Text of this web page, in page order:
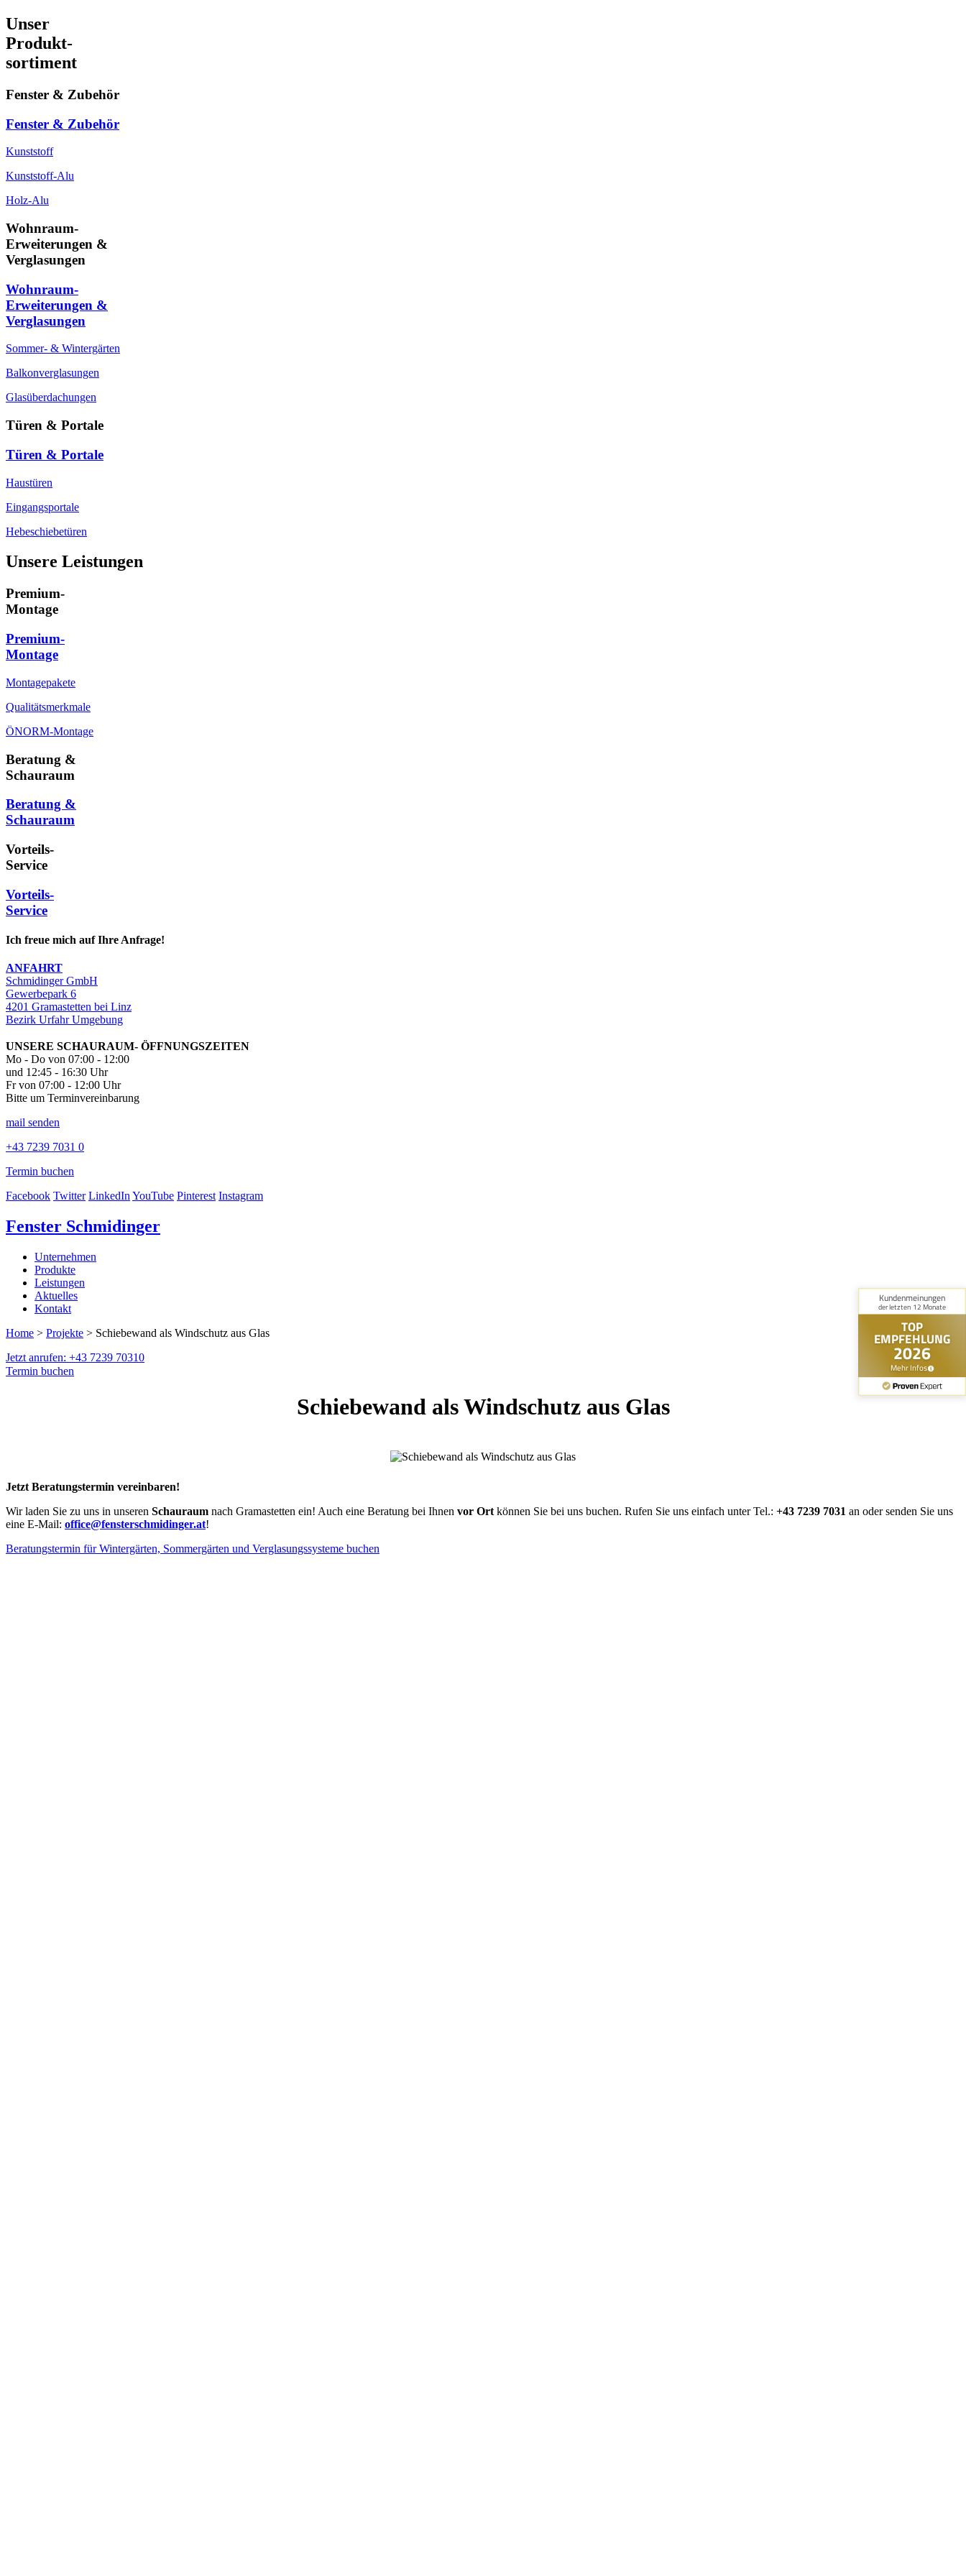
Unser
Produkt-
sortiment
Fenster & Zubehör
Fenster & Zubehör
Kunststoff
Kunststoff-Alu
Holz-Alu
Wohnraum-
Erweiterungen &
Verglasungen
Wohnraum-
Erweiterungen &
Verglasungen
Sommer- & Wintergärten
Balkonverglasungen
Glasüberdachungen
Türen & Portale
Türen & Portale
Haustüren
Eingangsportale
Hebeschiebetüren
Unsere Leistungen
Premium-
Montage
Premium-
Montage
Montagepakete
Qualitätsmerkmale
ÖNORM-Montage
Beratung &
Schauraum
Beratung &
Schauraum
Vorteils-
Service
Vorteils-
Service
Ich freue mich auf Ihre Anfrage!
ANFAHRT
Schmidinger GmbH
Gewerbepark 6
4201 Gramastetten bei Linz
Bezirk Urfahr Umgebung
UNSERE SCHAURAUM- ÖFFNUNGSZEITEN
Mo - Do von 07:00 - 12:00
und 12:45 - 16:30 Uhr
Fr von 07:00 - 12:00 Uhr
Bitte um Terminvereinbarung
mail senden
+43 7239 7031 0
Termin buchen
Facebook Twitter LinkedInYouTube Pinterest Instagram
Fenster Schmidinger
Unternehmen
Produkte
Leistungen
Aktuelles
Kontakt
Home > Projekte > Schiebewand als Windschutz aus Glas
Jetzt anrufen: +43 7239 70310
Termin buchen
Schiebewand als Windschutz aus Glas
Jetzt Beratungstermin vereinbaren!
Wir laden Sie zu uns in unseren Schauraum nach Gramastetten ein! Auch eine Beratung bei Ihnen vor Ort können Sie bei uns buchen. Rufen Sie uns einfach unter Tel.: +43 7239 7031 an oder senden Sie uns
eine E-Mail: office@fensterschmidinger.at!
Beratungstermin für Wintergärten, Sommergärten und Verglasungssysteme buchen